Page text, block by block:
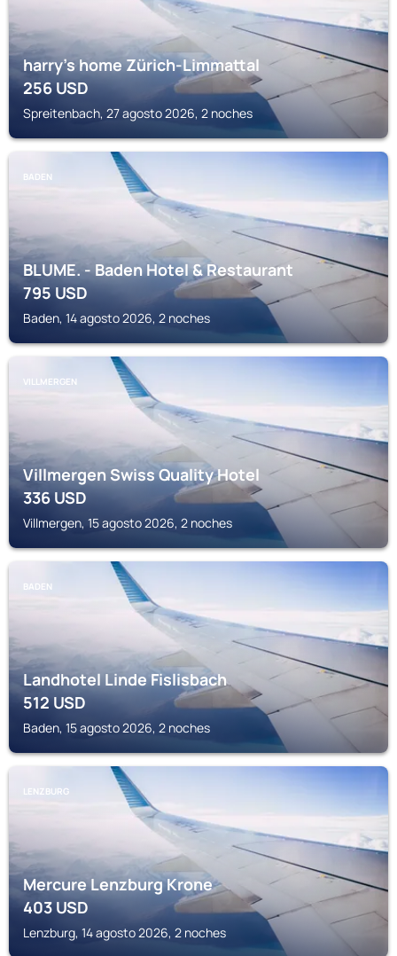
harry’s home Zürich-Limmattal
256USD
Spreitenbach, 27 agosto 2026, 2 noches
BADEN
BLUME. - Baden Hotel & Restaurant
795USD
Baden, 14 agosto 2026, 2 noches
VILLMERGEN
Villmergen Swiss Quality Hotel
336USD
Villmergen, 15 agosto 2026, 2 noches
BADEN
Landhotel Linde Fislisbach
512USD
Baden, 15 agosto 2026, 2 noches
LENZBURG
Mercure Lenzburg Krone
403USD
Lenzburg, 14 agosto 2026, 2 noches